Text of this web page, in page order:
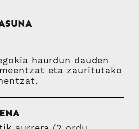
haurdun dauden
eta zauritutako